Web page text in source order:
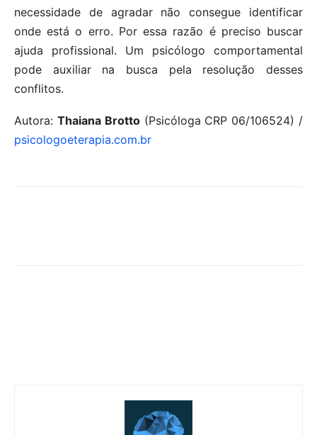
necessidade de agradar não consegue identificar
onde está o erro. Por essa razão é preciso buscar
ajuda profissional. Um psicólogo comportamental
pode auxiliar na busca pela resolução desses
conflitos.
Autora: Thaiana Brotto(Psicóloga CRP 06/106524) /
psicologoeterapia.com.br